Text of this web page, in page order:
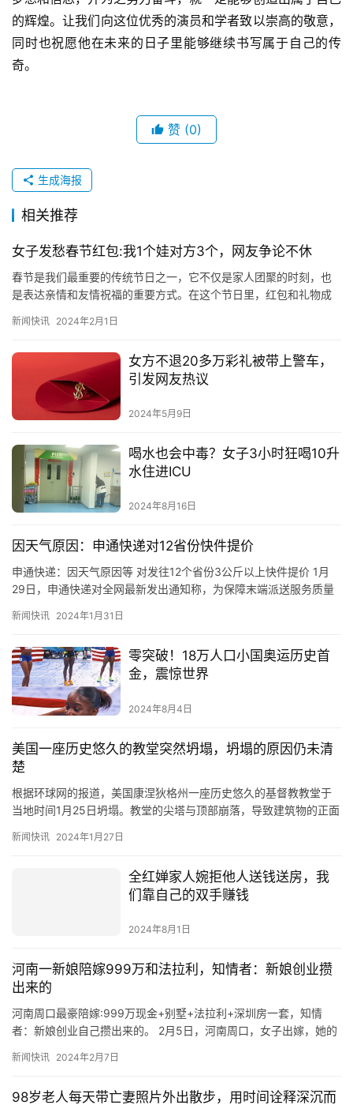
的辉煌。让我们向这位优秀的演员和学者致以崇高的敬意，
同时也祝愿他在未来的日子里能够继续书写属于自己的传
奇。
赞 (0)
生成海报
相关推荐
女子发愁春节红包:我1个娃对方3个，网友争论不休
春节是我们最重要的传统节日之一，它不仅是家人团聚的时刻，也
是表达亲情和友情祝福的重要方式。在这个节日里，红包和礼物成
块…
新闻快讯 2024年2月1日
女方不退20多万彩礼被带上警车，
引发网友热议
2024年5月9日
喝水也会中毒？女子3小时狂喝10升
水住进ICU
2024年8月16日
因天气原因：申通快递对12省份快件提价
申通快递：因天气原因等 对发往12个省份3公斤以上快件提价 1月
29日，申通快递对全网最新发出通知称，为保障末端派送服务质量
新闻快讯 2024年1月31日
零突破！18万人口小国奥运历史首
金，震惊世界
2024年8月4日
美国一座历史悠久的教堂突然坍塌，坍塌的原因仍未清
楚
根据环球网的报道，美国康涅狄格州一座历史悠久的基督教教堂于
当地时间1月25日坍塌。教堂的尖塔与顶部崩落，导致建筑物的正面
新闻快讯 2024年1月27日
全红婵家人婉拒他人送钱送房，我
们靠自己的双手赚钱
2024年8月1日
河南一新娘陪嫁999万和法拉利，知情者：新娘创业攒
出来的
河南周口最豪陪嫁:999万现金+别墅+法拉利+深圳房一套，知情
者：新娘创业自己攒出来的。 2月5日，河南周口，女子出嫁，她的
新闻快讯 2024年2月7日
98岁老人每天带亡妻照片外出散步，用时间诠释深沉而